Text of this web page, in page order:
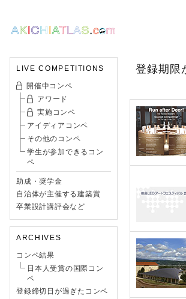
LIVE COMPETITIONS
開催中コンペ
アワード
実施コンペ
アイディアコンペ
その他のコンペ
学生が参加できるコン
ペ
助成・奨学金
自治体が主催する建築賞
卒業設計講評会など
ARCHIVES
コンペ結果
日本人受賞の国際コン
ペ
登録締切日が過ぎたコンペ
登録期限